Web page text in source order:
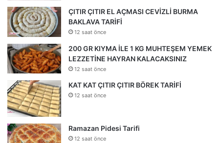
ÇITIR ÇITIR EL AÇMASI CEVİZLİ BURMA
BAKLAVA TARİFİ
12 saat önce
200 GR KIYMA İLE 1 KG MUHTEŞEM YEMEK
LEZZETİNE HAYRAN KALACAKSINIZ
12 saat önce
KAT KAT ÇITIR ÇITIR BÖREK TARİFİ
12 saat önce
Ramazan Pidesi Tarifi
12 saat önce